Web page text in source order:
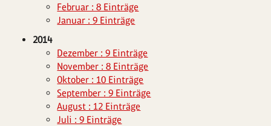
Februar : 8 Einträge
Januar : 9 Einträge
2014
Dezember : 9 Einträge
November : 8 Einträge
Oktober : 10 Einträge
September : 9 Einträge
August : 12 Einträge
Juli : 9 Einträge